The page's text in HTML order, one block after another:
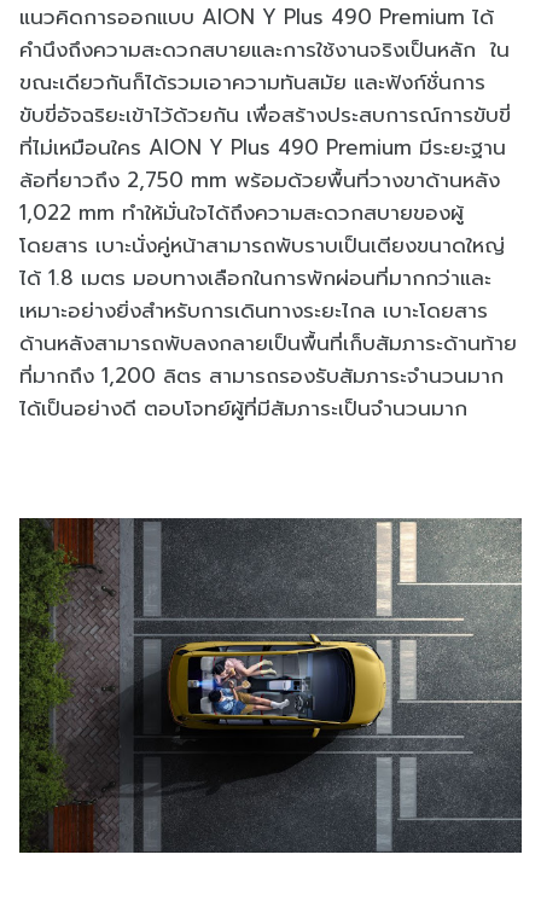
แนวคิดการออกแบบ AION Y Plus 490 Premium ได้
คำนึงถึงความสะดวกสบายและการใช้งานจริงเป็นหลัก ใน
ขณะเดียวกันก็ได้รวมเอาความทันสมัย และฟังก์ชั่นการ
ขับขี่อัจฉริยะเข้าไว้ด้วยกัน เพื่อสร้างประสบการณ์การขับขี่
ที่ไม่เหมือนใคร AION Y Plus 490 Premium มีระยะฐาน
ล้อที่ยาวถึง 2,750 mm พร้อมด้วยพื้นที่วางขาด้านหลัง
1,022 mm ทำให้มั่นใจได้ถึงความสะดวกสบายของผู้
โดยสาร เบาะนั่งคู่หน้าสามารถพับราบเป็นเตียงขนาดใหญ่
ได้ 1.8 เมตร มอบทางเลือกในการพักผ่อนที่มากกว่าและ
เหมาะอย่างยิ่งสำหรับการเดินทางระยะไกล เบาะโดยสาร
ด้านหลังสามารถพับลงกลายเป็นพื้นที่เก็บสัมภาระด้านท้าย
ที่มากถึง 1,200 ลิตร สามารถรองรับสัมภาระจำนวนมาก
ได้เป็นอย่างดี ตอบโจทย์ผู้ที่มีสัมภาระเป็นจำนวนมาก